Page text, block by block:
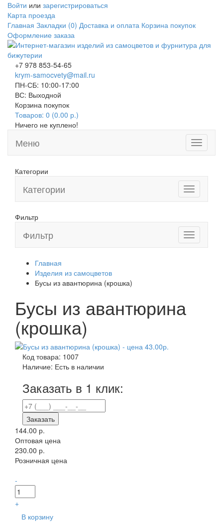
Войти или зарегистрироваться
Карта проезда
Главная Закладки (0) Доставка и оплата Корзина покупок
Оформление заказа
+7 978 853-54-65
krym-samocvety@mail.ru
ПН-СБ: 10:00-17:00
ВС: Выходной
Корзина покупок
Товаров: 0 (0.00 р.)
Ничего не куплено!
Toggle
Меню
Категории
Toggle
navigation
Категории
Фильтр
Toggle
navigation
Фильтр
Главная
Изделия из самоцветов
Бусы из авантюрина (крошка)
Бусы из авантюрина
(крошка)
Код товара: 1007
Наличие: Есть в наличии
Заказать в 1 клик:
Заказать
144.00 р.
Оптовая цена
230.00 р.
Розничная цена
-
+
В корзину